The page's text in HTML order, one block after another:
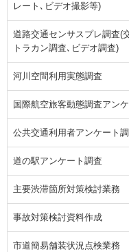
レート､ビデオ撮影等)
道路交通センサスプレ調査(
トラカン調査､ビデオ調査)
河川空間利用実態調査
国際航空旅客動態調査アン
公共交通利用者アンケート
道の駅アンケート調査
主要渋滞箇所対策検討業務
事故対策検討資料作成
市道簡易舗装状況点検業務